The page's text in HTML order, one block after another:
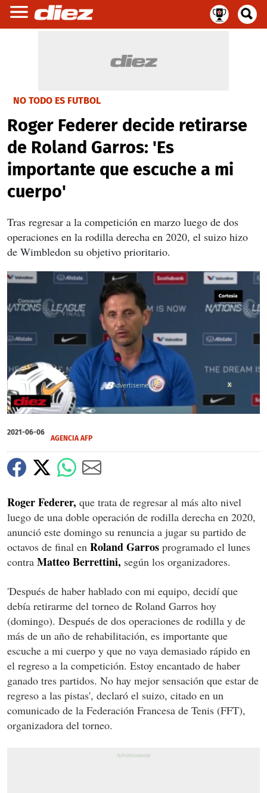
NO TODO ES FUTBOL
Roger Federer decide retirarse
de Roland Garros: 'Es
importante que escuche a mi
cuerpo'
Tras regresar a la competición en marzo luego de dos
operaciones en la rodilla derecha en 2020, el suizo hizo
de Wimbledon su objetivo prioritario.
of
3
59
seconds
X
2021-06-06
AGENCIA AFP
Roger Federer, que trata de regresar al más alto nivel
luego de una doble operación de rodilla derecha en 2020,
anunció este domingo su renuncia a jugar su partido de
octavos de final en Roland Garros programado el lunes
contra Matteo Berrettini, según los organizadores.
'Después de haber hablado con mi equipo, decidí que
debía retirarme del torneo de Roland Garros hoy
(domingo). Después de dos operaciones de rodilla y de
más de un año de rehabilitación, es importante que
escuche a mi cuerpo y que no vaya demasiado rápido en
el regreso a la competición. Estoy encantado de haber
ganado tres partidos. No hay mejor sensación que estar de
regreso a las pistas', declaró el suizo, citado en un
comunicado de la Federación Francesa de Tenis (FFT),
organizadora del torneo.